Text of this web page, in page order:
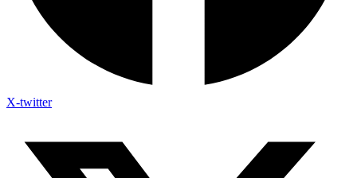
X-twitter